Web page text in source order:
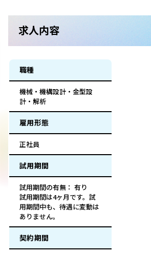
求人内容
職種
機械・機構設計・金型設
計・解析
雇用形態
正社員
試用期間
試用期間の有無： 有り
試用期間は4ヶ月です。試
用期間中も、待遇に変動は
ありません。
契約期間